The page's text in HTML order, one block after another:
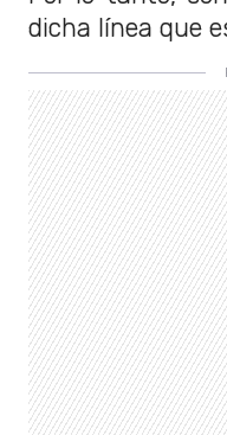
dicha línea que